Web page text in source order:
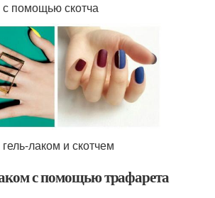
с помощью скотча
лаком и скотчем
с помощью трафарета